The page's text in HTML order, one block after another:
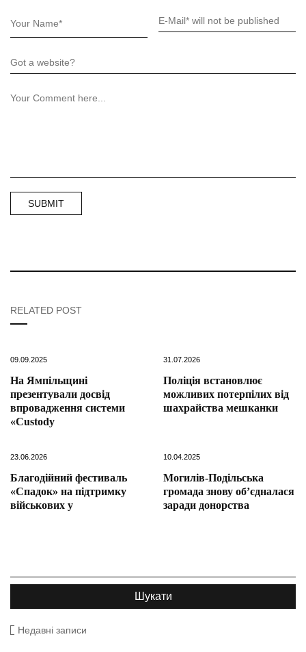
RELATED POST
09.09.2025
На Ямпільщині
презентували досвід
впровадження системи
«Custody
31.07.2026
Поліція встановлює
можливих потерпілих від
шахрайства мешканки
23.06.2026
Благодійний фестиваль
«Спадок» на підтримку
військових у
10.04.2025
Могилів-Подільська
громада знову об’єдналася
заради донорства
Недавні записи